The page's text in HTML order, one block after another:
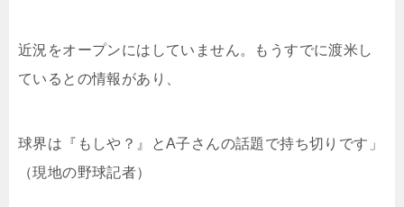
近況をオープンにはしていません。もうすでに渡米し
ているとの情報があり、
球界は『もしや？』とA子さんの話題で持ち切りです」
（現地の野球記者）